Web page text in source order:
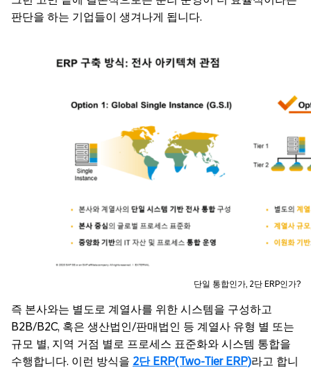
판단을 하는 기업들이 생겨나게 됩니다.
단일 통합인가, 2단 ERP인가?
즉 본사와는 별도로 계열사를 위한 시스템을 구성하고
B2B/B2C, 혹은 생산법인/판매법인 등 계열사 유형 별 또는
규모 별, 지역 거점 별로 프로세스 표준화와 시스템 통합을
수행합니다. 이런 방식을 2단 ERP(Two-Tier ERP)라고 합니